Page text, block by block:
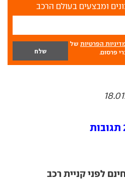
ומבצעים בעולם הרכב
הפרטיות של
לפני קניית רכב